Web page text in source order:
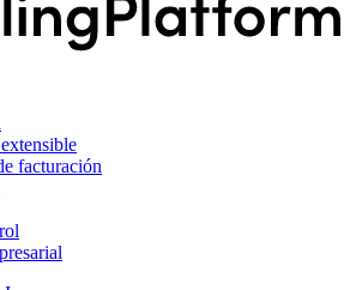
facturación